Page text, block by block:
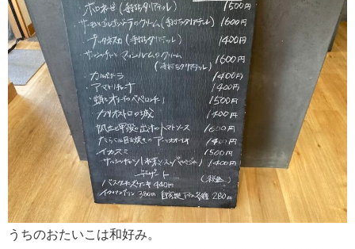
うちのおたいこは和好み。